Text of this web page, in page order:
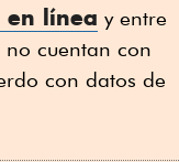
en línea y entre
cuentan con
con datos de